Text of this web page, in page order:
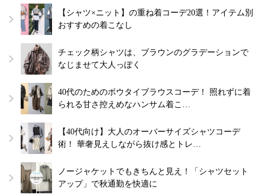
【シャツ×ニット】の重ね着コーデ20選！アイテム別
おすすめの着こなし
チェック柄シャツは、ブラウンのグラデーションで
なじませて大人っぽく
40代のためのボウタイブラウスコーデ！ 照れずに着
られる甘さ控えめなハンサム着こ…
【40代向け】大人のオーバーサイズシャツコーデ
術！ 華奢見えしながら抜け感とトレ…
ノージャケットでもきちんと見え！「シャツセット
アップ」で秋通勤を快適に